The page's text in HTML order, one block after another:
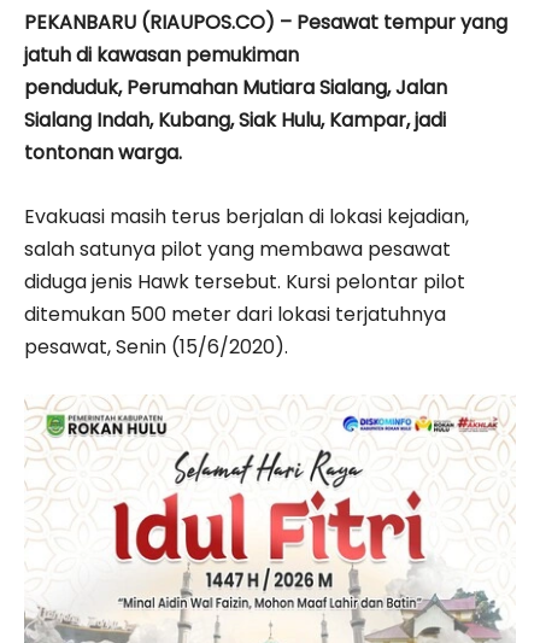
PEKANBARU (RIAUPOS.CO) – Pesawat tempur yang
jatuh di kawasan pemukiman
penduduk, Perumahan Mutiara Sialang, Jalan
Sialang Indah, Kubang, Siak Hulu, Kampar, jadi
tontonan warga.
Evakuasi masih terus berjalan di lokasi kejadian,
salah satunya pilot yang membawa pesawat
diduga jenis Hawk tersebut. Kursi pelontar pilot
ditemukan 500 meter dari lokasi terjatuhnya
pesawat, Senin (15/6/2020).